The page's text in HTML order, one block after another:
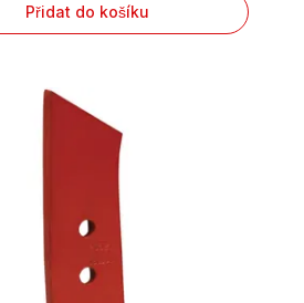
Přidat do košíku